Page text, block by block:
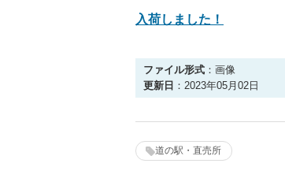
入荷しました！
ファイル形式 ：画像
更新日 ：2023年05月02日
道の駅・直売所